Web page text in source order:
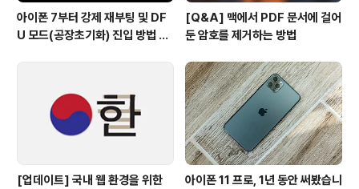
아이폰 7부터 강제 재부팅 및 DF
U 모드(공장초기화) 진입 방법 변
[Q&A] 맥에서 PDF 문서에 걸어
둔 암호를 제거하는 방법
[업데이트] 국내 웹 환경을 위한
아이폰 11 프로, 1년 동안 써봤습니